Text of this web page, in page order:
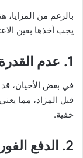
بالرغم من
يجب أخذها بعين
1. عدم
في بعض الأحيان،
قبل المزاد، مما
خفية.
2. الدفع